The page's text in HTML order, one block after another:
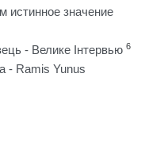
истинное значение
- Велике Інтервью 6
- Ramis Yunus